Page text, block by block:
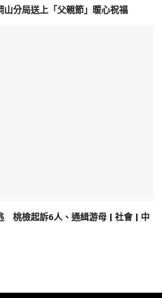
山分局送上「父親節」暖心祝福
桃檢起訴6人、通緝游母 | 社會 | 中